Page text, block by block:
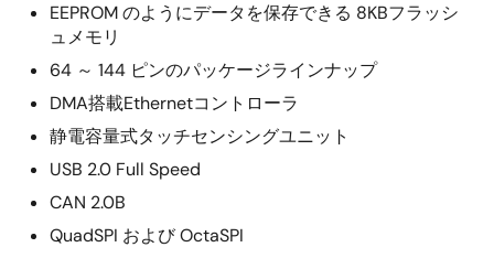
EEPROM のようにデータを保存できる 8KBフラッシ
ュメモリ
64 ～ 144 ピンのパッケージラインナップ
DMA搭載Ethernetコントローラ
静電容量式タッチセンシングユニット
USB 2.0 Full Speed
CAN 2.0B
QuadSPI および OctaSPI